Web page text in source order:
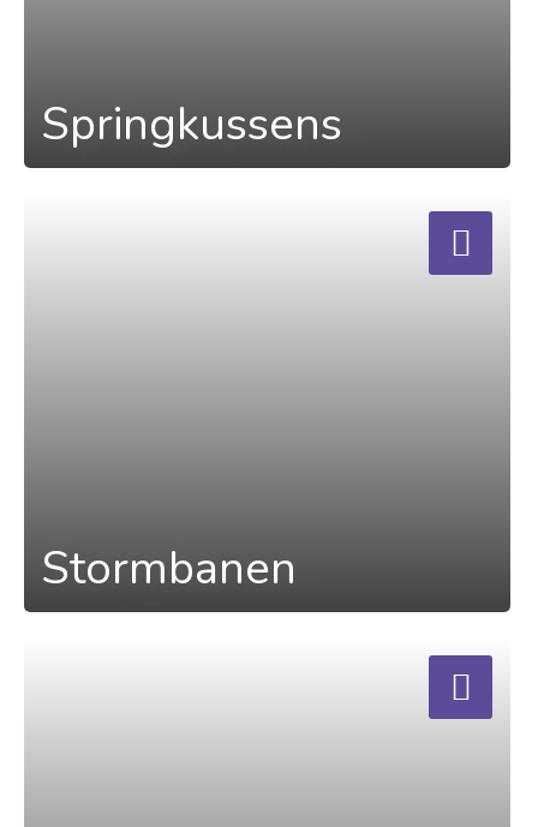
Springkussens
Stormbanen